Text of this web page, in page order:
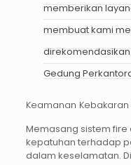
memberikan
membuat kami
Gedung
Keamanan
Memasang sistem fire
kepatuhan terhadap
dalam keselamatan.